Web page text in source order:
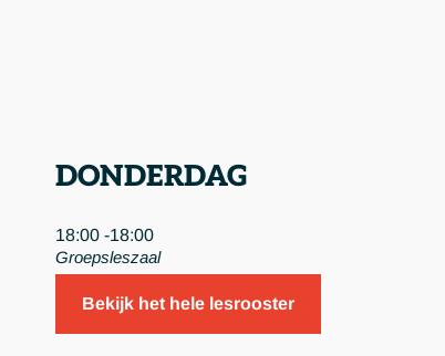
DONDERDAG
18:00 -18:00
Groepsleszaal
Bekijk het hele lesrooster